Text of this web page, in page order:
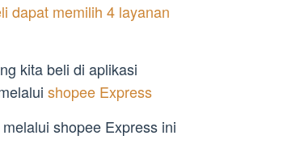
dapat memilih 4 layanan
kita beli di aplikasi
shopee Express
shopee Express ini